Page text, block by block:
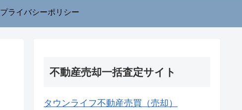
プライバシーポリシー
不動産売却一括査定サイト
タウンライフ不動産売買（売却）